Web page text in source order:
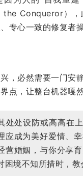
the Conqueror），
专心一致的修复者
，必然需要一门安
点，让整台机器嘎
处处设防或高高在
应成为美好爱情、
营婚姻，与你分享
困境不知所措时，